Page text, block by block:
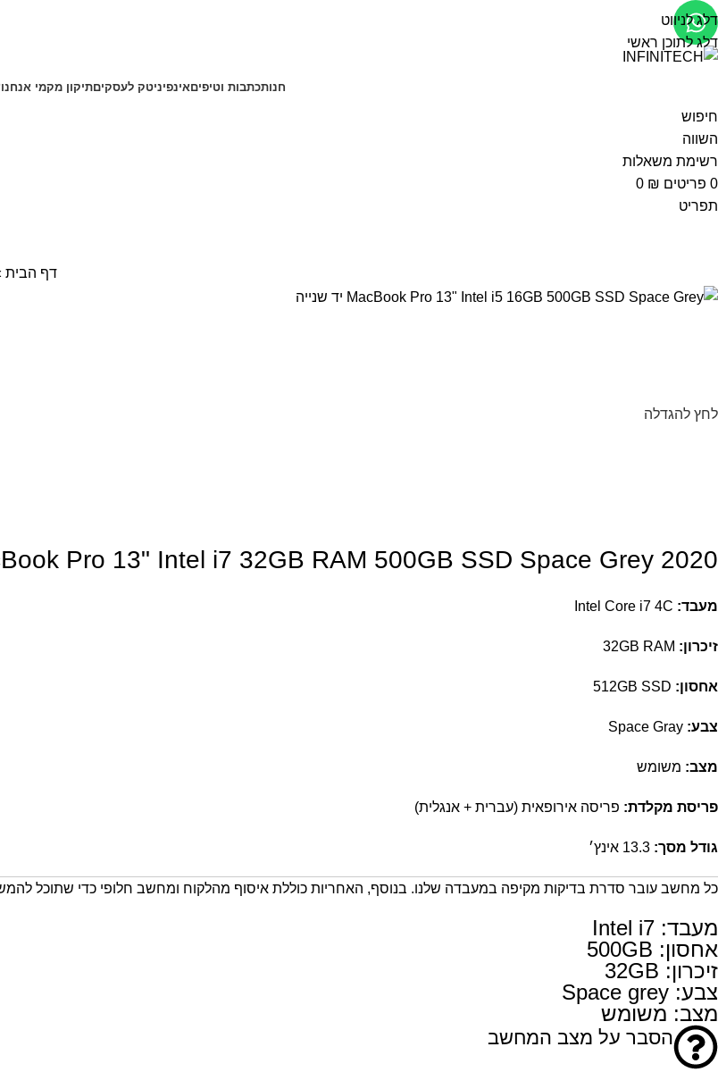
דלג לניווט
דלג לתוכן ראשי
חנותכתבות וטיפיםאינפיניטק לעסקיםתיקון מקמי
חיפוש
השווה
רשימת משאלות
0 פריטים 0 ₪
תפריט
דף הבית
לחץ להגדלה
Pro 13" Intel i7 32GB RAM 500GB SSD Space Grey 2020
מעבד:
זיכרון:
אחסון:
צבע:
מצב: משומש
פריסת מקלדת: פריסה אירופאית (עברית + אנגלית)
גודל מסך:
כל מחשב עובר סדרת בדיקות מקיפה במעבדה שלנו. בנוסף, האחריות כוללת איסוף מהלקוח ומחשב חלופי כדי שתוכל
מעבד: Intel i7
אחסון: 500GB
זיכרון: 32GB
צבע: Space grey
מצב: משומש
הסבר על מצב המחשב